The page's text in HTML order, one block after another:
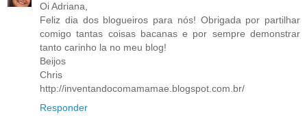
Oi Adriana,
Feliz dia dos blogueiros para nós! Obrigada por partilhar
comigo tantas coisas bacanas e por sempre demonstrar
tanto carinho la no meu blog!
Beijos
Chris
http://inventandocomamamae.blogspot.com.br/
Responder